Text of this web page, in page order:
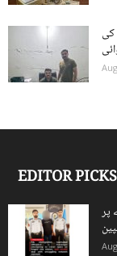
کی
EDITOR PICKS
پر